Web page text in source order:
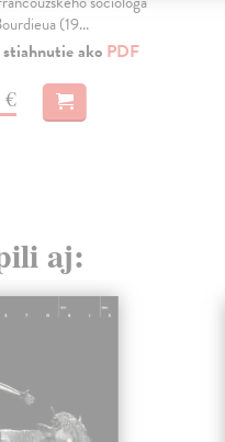
(19...
ako PDF
€
aj: